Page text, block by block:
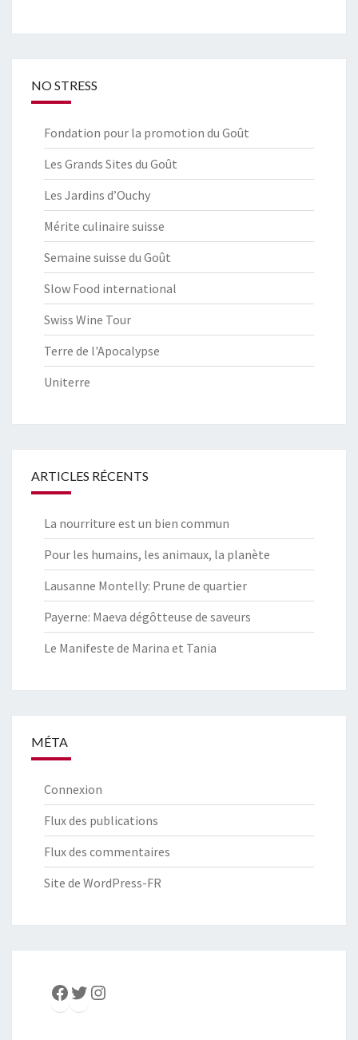
NO STRESS
Fondation pour la promotion du Goût
Les Grands Sites du Goût
Les Jardins d’Ouchy
Mérite culinaire suisse
Semaine suisse du Goût
Slow Food international
Swiss Wine Tour
Terre de l'Apocalypse
Uniterre
ARTICLES RÉCENTS
La nourriture est un bien commun
Pour les humains, les animaux, la planète
Lausanne Montelly: Prune de quartier
Payerne: Maeva dégôtteuse de saveurs
Le Manifeste de Marina et Tania
MÉTA
Connexion
Flux des publications
Flux des commentaires
Site de WordPress-FR
Facebook
Twitter
Instagram